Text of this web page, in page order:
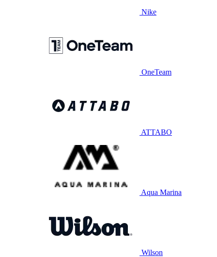
Nike
OneTeam
ATTABO
Aqua Marina
Wilson